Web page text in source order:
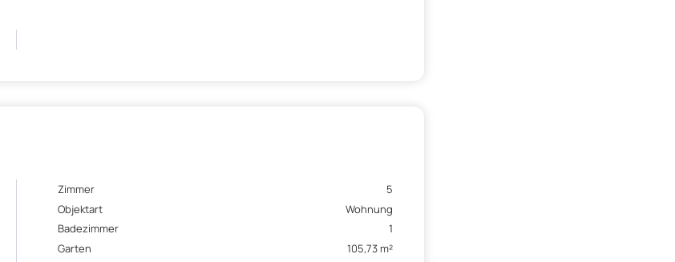
Zimmer
5
Objektart
Wohnung
Badezimmer
1
Garten
105,73 m²